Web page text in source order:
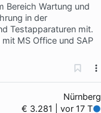
Bereich Wartung und
in der
Testapparaturen mit.
MS Office und SAP
Nürnberg
€ 3.281 | vor 17 T